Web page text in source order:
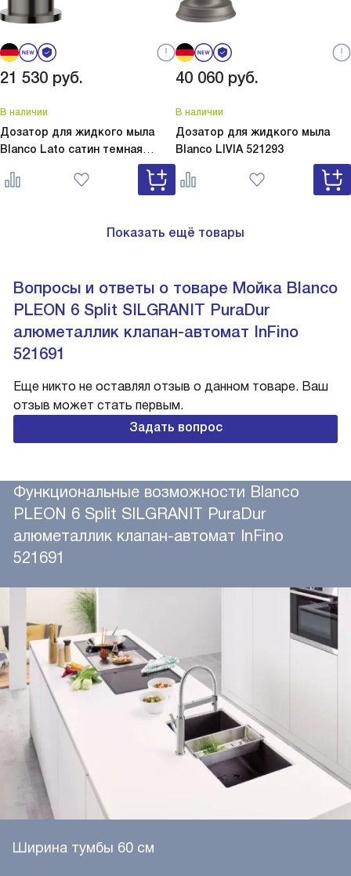
21 530 руб.
В наличии
Дозатор для жидкого мыла
Blanco Lato сатин темная
Lato сатин темная сталь
527743
40 060 руб.
В наличии
Дозатор для жидкого мыла
Blanco LIVIA 521293
Показать ещё товары
Вопросы и ответы о товаре Мойка Blanco
PLEON 6 Split SILGRANIT PuraDur
алюметаллик клапан-автомат InFino
521691
Еще никто не оставлял отзыв о данном товаре. Ваш
отзыв может стать первым.
Задать вопрос
Функциональные возможности Blanco
PLEON 6 Split SILGRANIT PuraDur
алюметаллик клапан-автомат InFino
521691
Ширина тумбы 60 см